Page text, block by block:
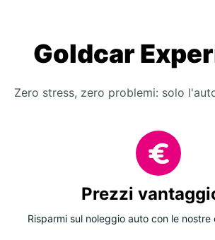
Goldcar
Zero stress, zero problemi: solo
Prezzi
Risparmi sul noleggio auto con le